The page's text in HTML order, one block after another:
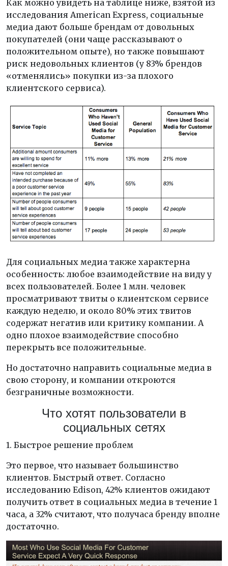
Как можно увидеть на таблице ниже, взятой из
исследования American Express, социальные
медиа дают больше брендам от довольных
покупателей (они чаще рассказывают о
положительном опыте), но также повышают
риск недовольных клиентов (у 83% брендов
«отменялись» покупки из-за плохого
клиентского сервиса).
Для социальных медиа также характерна
особенность: любое взаимодействие на виду у
всех пользователей. Более 1 млн. человек
просматривают твиты о клиентском сервисе
каждую неделю, и около 80% этих твитов
содержат негатив или критику компании. А
одно плохое взаимодействие способно
перекрыть все положительные.
Но достаточно направить социальные медиа в
свою сторону, и компании откроются
безграничные возможности.
Что хотят пользователи в
социальных сетях
1. Быстрое решение проблем
Это первое, что называет большинство
клиентов. Быстрый ответ. Согласно
исследованию Edison, 42% клиентов ожидают
получить ответ в социальных медиа в течение 1
часа, а 32% считают, что получаса бренду вполне
достаточно.